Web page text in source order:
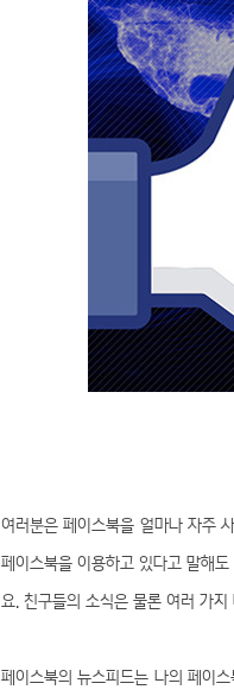
여러분은 페이스북을 얼마나 자주
페이스북을 이용하고 있다고 말해
요. 친구들의 소식은 물론 여러 가
페이스북의 뉴스피드는 나의 페이